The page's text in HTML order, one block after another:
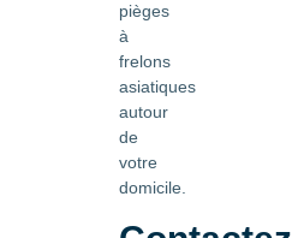
pièges
à
frelons
asiatiques
autour
de
votre
domicile.